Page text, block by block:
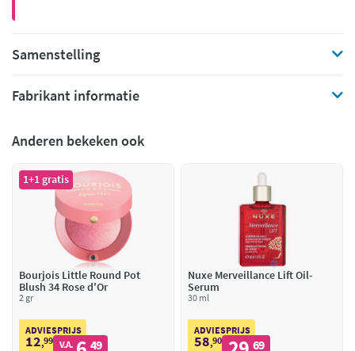
Samenstelling
Fabrikant informatie
Anderen bekeken ook
1+1 gratis
Bourjois Little Round Pot
Blush 34 Rose d'Or
2 gr
ADVIESPRIJS
12,99 V.A. 49
Nuxe Merveillance Lift Oil-
Serum
30 ml
ADVIESPRIJS
58,90 69